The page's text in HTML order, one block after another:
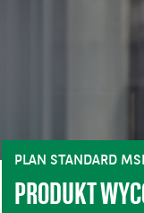
PLAN STANDARD
PRODUKT